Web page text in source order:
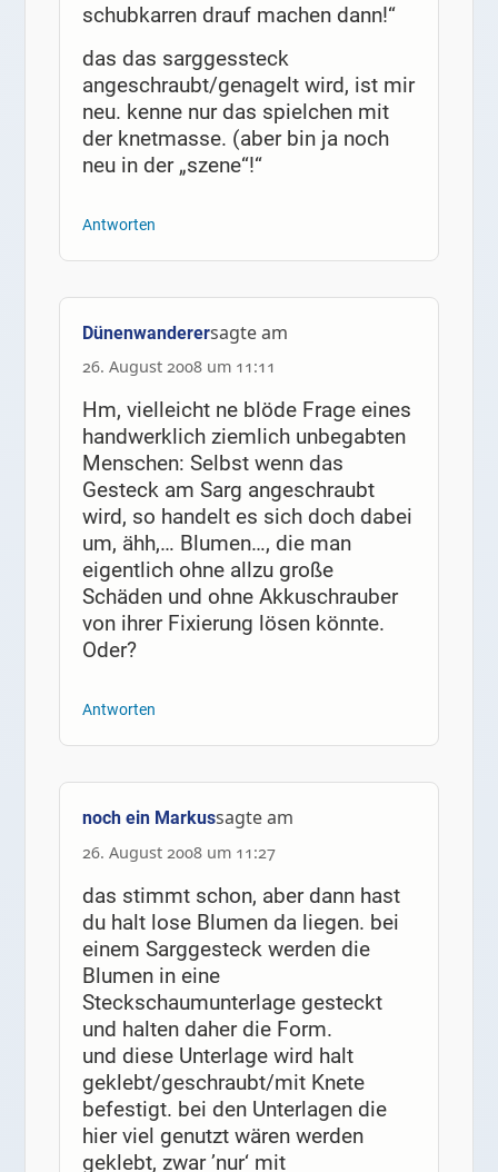
schubkarren drauf machen dann!“
das das sarggessteck
angeschraubt/genagelt wird, ist mir
neu. kenne nur das spielchen mit
der knetmasse. (aber bin ja noch
neu in der „szene“!“
Antworten
Dünenwanderersagte am
26. August 2008 um 11:11
Hm, vielleicht ne blöde Frage eines
handwerklich ziemlich unbegabten
Menschen: Selbst wenn das
Gesteck am Sarg angeschraubt
wird, so handelt es sich doch dabei
um, ähh,… Blumen…, die man
eigentlich ohne allzu große
Schäden und ohne Akkuschrauber
von ihrer Fixierung lösen könnte.
Oder?
Antworten
noch ein Markussagte am
26. August 2008 um 11:27
das stimmt schon, aber dann hast
du halt lose Blumen da liegen. bei
einem Sarggesteck werden die
Blumen in eine
Steckschaumunterlage gesteckt
und halten daher die Form.
und diese Unterlage wird halt
geklebt/geschraubt/mit Knete
befestigt. bei den Unterlagen die
hier viel genutzt wären werden
geklebt, zwar ’nur‘ mit